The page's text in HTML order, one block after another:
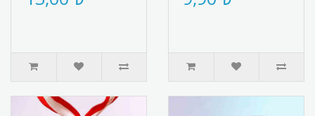
ruhunu yansıtan ş..
yaymak için ideal